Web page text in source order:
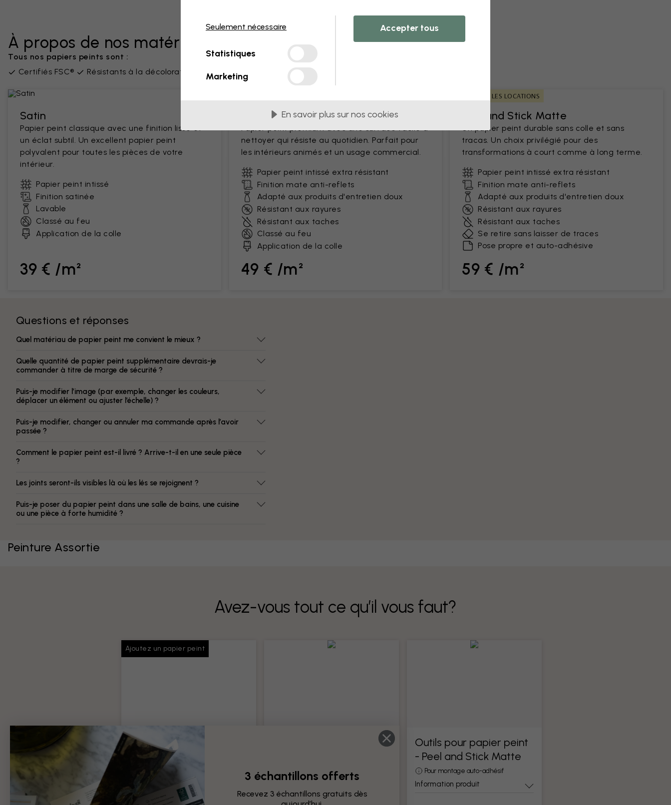
À propos de nos matériaux
Tous nos papiers peints sont :
Certifiés FSC®
Résistants à la décoloration Sans PVC Livrés en lès de 45 cm
Satin
Papier peint classique avec une finition lisse et
un éclat subtil. Un excellent papier peint
polyvalent pour toutes les pièces de votre
intérieur.
Papier peint intissé
Finition satinée
Lavable
Classé au feu
Application de la colle
39 € /m²
Premium Matte
Papier peint premium avec une surface facile à
nettoyer qui résiste au quotidien. Parfait pour
les intérieurs animés et un usage commercial.
Papier peint intissé extra résistant
Finition mate anti-reflets
Adapté aux produits d'entretien doux
Résistant aux rayures
Résistant aux taches
Classé au feu
Application de la colle
49 € /m²
IDÉAL POUR LES LOCATIONS
Peel and Stick Matte
Un papier peint durable sans colle et sans
tracas. Un choix privilégié pour des
transformations à court comme à long terme.
Papier peint intissé extra résistant
Finition mate anti-reflets
Adapté aux produits d'entretien doux
Résistant aux rayures
Résistant aux taches
Se retire sans laisser de traces
Pose propre et auto-adhésive
59 € /m²
Questions et réponses
Quel matériau de papier peint me convient le mieux ?
Quelle quantité de papier peint supplémentaire devrais-je
commander à titre de marge de sécurité ?
Puis-je modifier l’image (par exemple, changer les couleurs,
déplacer un élément ou ajuster l’échelle) ?
Puis-je modifier, changer ou annuler ma commande après l’avoir
passée ?
Comment le papier peint est-il livré ? Arrive-t-il en une seule pièce
?
Les joints seront-ils visibles là où les lés se rejoignent ?
Puis-je poser du papier peint dans une salle de bains, une cuisine
ou une pièce à forte humidité ?
Peinture Assortie
Avez-vous tout ce qu’il vous faut?
Ajoutez un papier peint
Colle pour papiers
peints
Colle suffisante pour toute votre
Information produit
Outils pour papier peint
Information produit
Outils pour papier peint
- Peel and Stick Matte
Pour montage auto-adhésif
Information produit
3 échantillons offerts
Recevez 3 échantillons gratuits dès
Seulement nécessaire
Statistiques
Marketing
Accepter tous
En savoir plus sur nos cookies